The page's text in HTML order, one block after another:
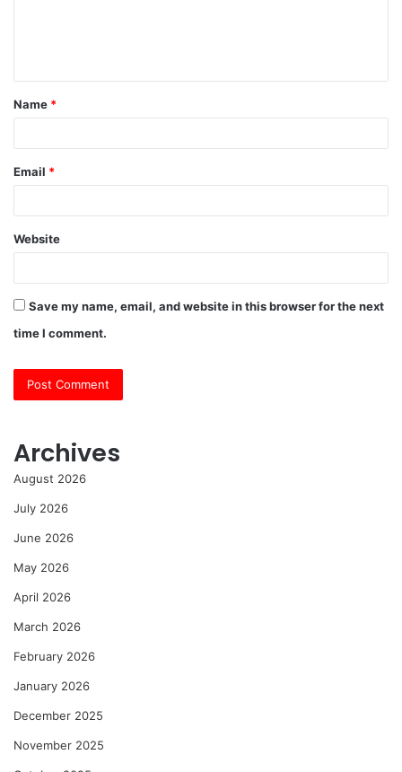
t
*
Name *
Email *
Website
Save my name, email, and website in this browser for the next
time I comment.
Archives
August 2026
July 2026
June 2026
May 2026
April 2026
March 2026
February 2026
January 2026
December 2025
November 2025